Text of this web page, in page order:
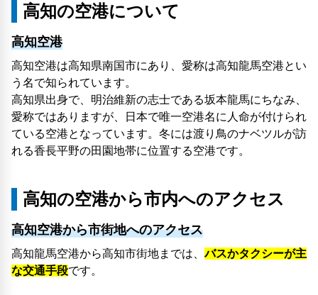
高知の空港について
高知空港
高知空港は高知県南国市にあり、愛称は高知龍馬空港とい
う名で知られています。
高知県出身で、明治維新の志士である坂本龍馬にちなみ、
愛称ではありますが、日本で唯一空港名に人命が付けられ
ている空港となっています。冬には渡り鳥のナベツルが訪
れる香長平野の田園地帯に位置する空港です。
高知の空港から市内へのアクセス
高知空港から市街地へのアクセス
高知龍馬空港から高知市街地までは、バスかタクシーが主
な交通手段です。